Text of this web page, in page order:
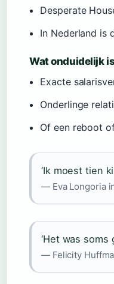
Desperate
In Nederland is
Wat onduidelijk
Exacte
Onderlinge
Of een reboot
‘Ik moest tien
— Eva Longoria
‘Het was soms
— Felicity